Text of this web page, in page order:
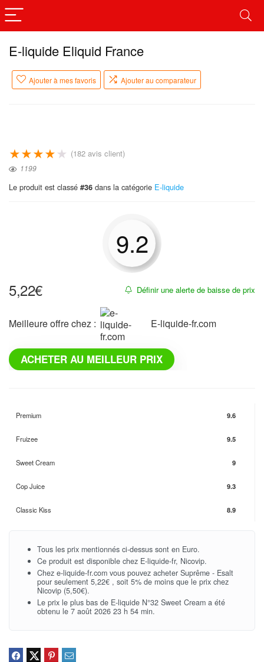
E-liquide Eliquid France
Ajouter à mes favoris Ajouter au comparateur
★★★★★ (182 avis client)
1199
Le produit est classé #36 dans la catégorie E-liquide
9.2
Définir une alerte de baisse de prix
5,22€
Meilleure offre chez : e-liquide-fr.com
ACHETER AU MEILLEUR PRIX
Premium 9.6
Fruizee 9.5
Sweet Cream 9
Cop Juice 9.3
Classic Kiss 8.9
Tous les prix mentionnés ci-dessus sont en Euro.
Ce produit est disponible chez E-liquide-fr, Nicovip.
Chez e-liquide-fr.com vous pouvez acheter Suprême - Esalt
pour seulement 5,22€ , soit 5% de moins que le prix chez
Nicovip (5,50€).
Le prix le plus bas de E-liquide N°32 Sweet Cream a été
obtenu le 7 août 2026 23 h 54 min.